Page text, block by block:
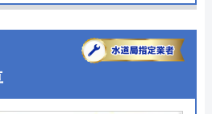
情報
社クリアライフ
間
円（出張・調査費）
、クレジットカード、QR決済